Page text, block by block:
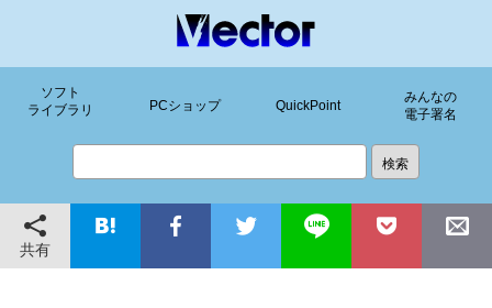
ソフト
ライブラリ
PCショップ QuickPoint
みんなの
電子署名
共有